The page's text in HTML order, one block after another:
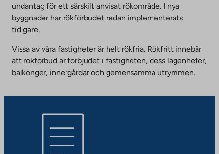
undantag för ett särskilt anvisat rökområde. I nya
byggnader har rökförbudet redan implementerats
tidigare.
Vissa av våra fastigheter är helt rökfria. Rökfritt innebär
att rökförbud är förbjudet i fastigheten, dess lägenheter,
balkonger, innergårdar och gemensamma utrymmen.